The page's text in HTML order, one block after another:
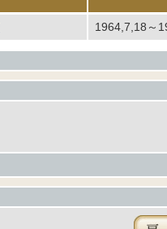
1964,7,18～